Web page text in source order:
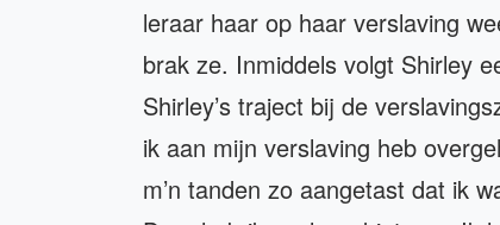
leraar haar op haar verslaving
brak ze. Inmiddels volgt Shirley
Shirley’s traject bij de
ik aan mijn verslaving heb
m’n tanden zo aangetast dat ik